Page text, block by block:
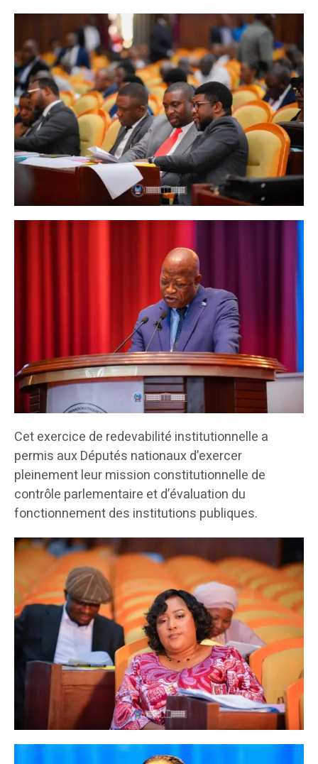
Cet exercice de redevabilité institutionnelle a
permis aux Députés nationaux d’exercer
pleinement leur mission constitutionnelle de
contrôle parlementaire et d’évaluation du
fonctionnement des institutions publiques.